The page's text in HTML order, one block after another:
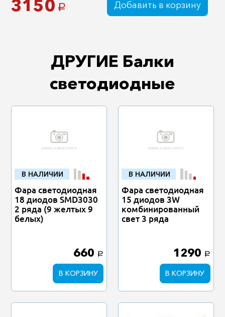
3150 a Добавить в корзину
ДРУГИЕ Балки
светодиодные
В НАЛИЧИИ
Фара светодиодная
18 диодов SMD3030
2 ряда (9 желтых 9
белых)
660 a
В КОРЗИНУ
В НАЛИЧИИ
Фара светодиодная
15 диодов 3W
комбинированный
свет 3 ряда
1290 a
В КОРЗИНУ